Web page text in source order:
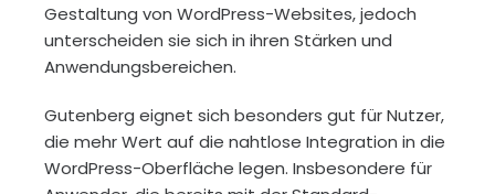
Gestaltung von WordPress-Websites, jedoch
unterscheiden sie sich in ihren Stärken und
Anwendungsbereichen.
Gutenberg eignet sich besonders gut für Nutzer,
die mehr Wert auf die nahtlose Integration in die
WordPress-Oberfläche legen. Insbesondere für